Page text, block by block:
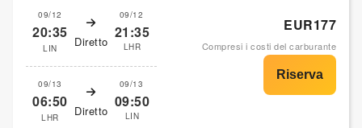
09/12
20:35
LIN Diretto
09/12
21:35
LHR
09/13
06:50
LHR Diretto
09/13
09:50
LIN
EUR177
Compresi i costi del carburante